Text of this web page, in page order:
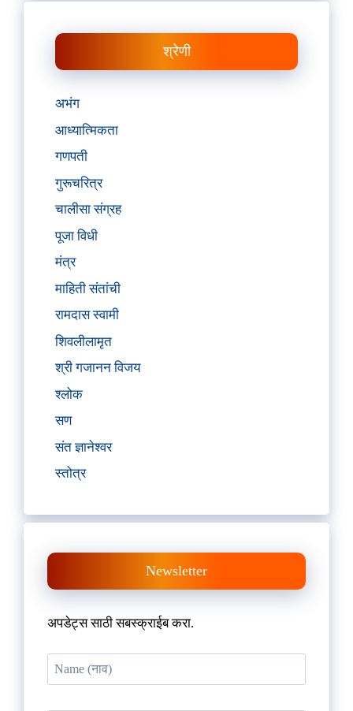
श्रेणी
अभंग
आध्यात्मिकता
गणपती
गुरूचरित्र
चालीसा संग्रह
पूजा विधी
मंत्र
माहिती संतांची
रामदास स्वामी
शिवलीलामृत
श्री गजानन विजय
श्लोक
सण
संत ज्ञानेश्वर
स्तोत्र
Newsletter
अपडेट्स साठी सबस्क्राईब करा.